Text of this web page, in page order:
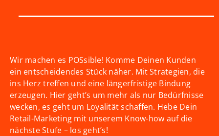
Wir machen es POSsible! Komme Deinen Kunden
ein entscheidendes Stück näher. Mit Strategien, die
ins Herz treffen und eine längerfristige Bindung
erzeugen. Hier geht’s um mehr als nur Bedürfnisse
wecken, es geht um Loyalität schaffen. Hebe Dein
Retail-Marketing mit unserem Know-how auf die
nächste Stufe – los geht’s!